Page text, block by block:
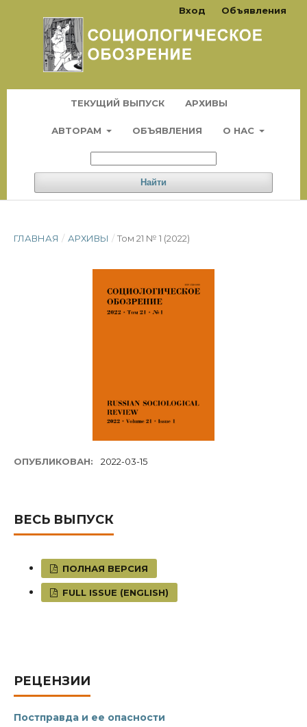
ТЕКУЩИЙ ВЫПУСК АРХИВЫ
АВТОРАМ ОБЪЯВЛЕНИЯ О НАС
Найти
Вход Объявления
ГЛАВНАЯ / АРХИВЫ / Том 21 № 1 (2022)
ОПУБЛИКОВАН: 2022-03-15
ВЕСЬ ВЫПУСК
ПОЛНАЯ ВЕРСИЯ
FULL ISSUE (ENGLISH)
РЕЦЕНЗИИ
Постправда и ее опасности